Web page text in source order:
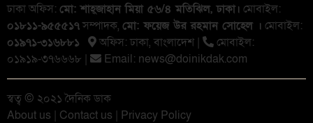
ঢাকা অফিস: মো: শাহ্জাহান মিয়া ৫৬/৪ মতিঝিল, ঢাকা। মোবাইল:
০১৮১১-৯৫৫৫১৭সম্পাদক, মো: ফয়েজ উর রহমান সোহেল । মোবাইল:
০১৯৭১-৩১৬৮৮১
অফিস: ঢাকা, বাংলা‌দেশ |
মোবাইল:
০১৯১৯-৩৭৬৬৬৮ |
Email: news@doinikdak.com
স্বত্ব © ২০২১ দৈনিক ডাক
About us | Contact us | Privacy Policy